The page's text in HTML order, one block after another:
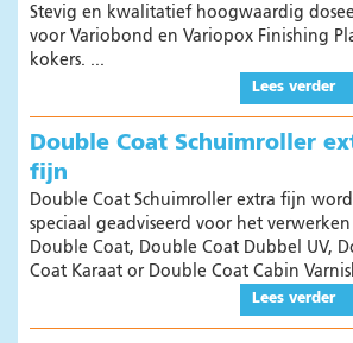
Stevig en kwalitatief hoogwaardig
voor Variobond en Variopox Finishing
kokers. ...
Lees verder
Double Coat Schuimroller
fijn
Double Coat Schuimroller extra fijn
speciaal geadviseerd voor het verwerken
Double Coat, Double Coat Dubbel UV,
Coat Karaat or Double Coat Cabin
Lees verder